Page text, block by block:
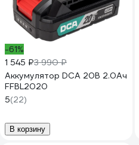
-61%
1 545 ₽3 990 ₽
Аккумулятор DCA 20В 2.0Ач
FFBL2020
5(22)
В корзину